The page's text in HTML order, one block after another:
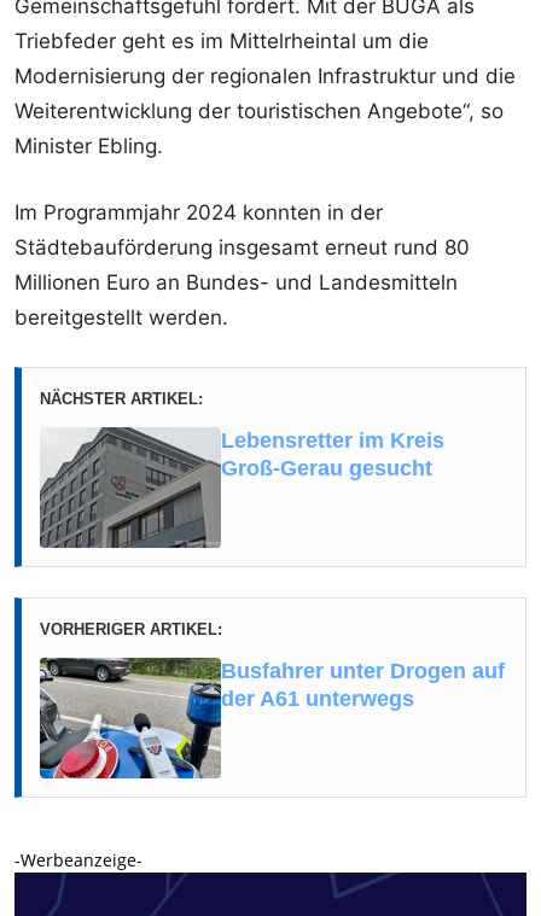
Gemeinschaftsgefühl fördert. Mit der BUGA als
Triebfeder geht es im Mittelrheintal um die
Modernisierung der regionalen Infrastruktur und die
Weiterentwicklung der touristischen Angebote“, so
Minister Ebling.
Im Programmjahr 2024 konnten in der
Städtebauförderung insgesamt erneut rund 80
Millionen Euro an Bundes- und Landesmitteln
bereitgestellt werden.
NÄCHSTER ARTIKEL:
Lebensretter im Kreis
Groß-Gerau gesucht
VORHERIGER ARTIKEL:
Busfahrer unter Drogen auf
der A61 unterwegs
-Werbeanzeige-